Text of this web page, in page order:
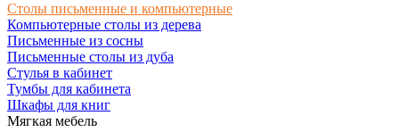
Столы письменные и компьютерные
Компьютерные столы из дерева
Письменные из сосны
Письменные столы из дуба
Стулья в кабинет
Тумбы для кабинета
Шкафы для книг
Мягкая мебель